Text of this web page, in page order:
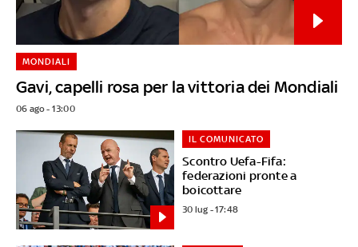
Gavi, capelli rosa per la vittoria dei Mondiali
MONDIALI
06 ago - 13:00
Scontro Uefa-Fifa:
federazioni pronte a
boicottare
IL COMUNICATO
30 lug - 17:48